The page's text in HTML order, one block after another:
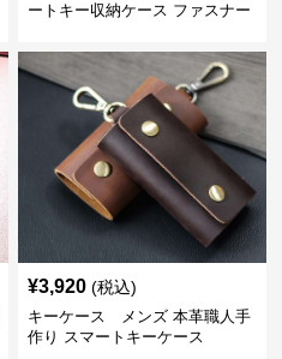
ートキー収納ケース ファスナー
¥3,920 (税込)
キーケース メンズ 本革職人手
作り スマートキーケース